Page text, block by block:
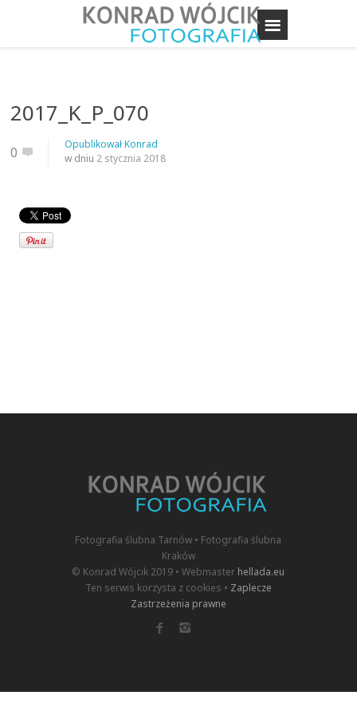
2017_K_P_070
0 OpublikowałKonrad
w dniu 2 stycznia 2018
Fotografia ślubna Tarnów • Fotografia ślubna
Kraków
© Konrad Wójcik 2019 • Webmaster hellada.eu
Ten serwis korzysta z cookies • Zaplecze
Zastrzeżenia prawne